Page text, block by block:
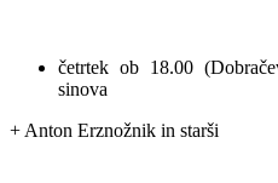
četrtek ob 18.00
sinova
+ Anton Erznožnik in starši